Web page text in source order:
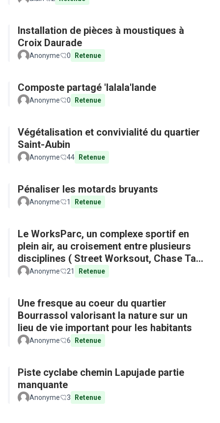
Installation de pièces à moustiques à
Croix Daurade
Anonyme 0 Retenue
Composte partagé 'lalala'lande
Anonyme 0 Retenue
Végétalisation et convivialité du quartier
Saint-Aubin
Anonyme 44 Retenue
Pénaliser les motards bruyants
Anonyme 1 Retenue
Le WorksParc, un complexe sportif en
plein air, au croisement entre plusieurs
disciplines ( Street Worksout, Chase Tag,
Parkour)
Anonyme 21 Retenue
Une fresque au coeur du quartier
Bourrassol valorisant la nature sur un
lieu de vie important pour les habitants
Anonyme 6 Retenue
Piste cyclabe chemin Lapujade partie
manquante
Anonyme 3 Retenue